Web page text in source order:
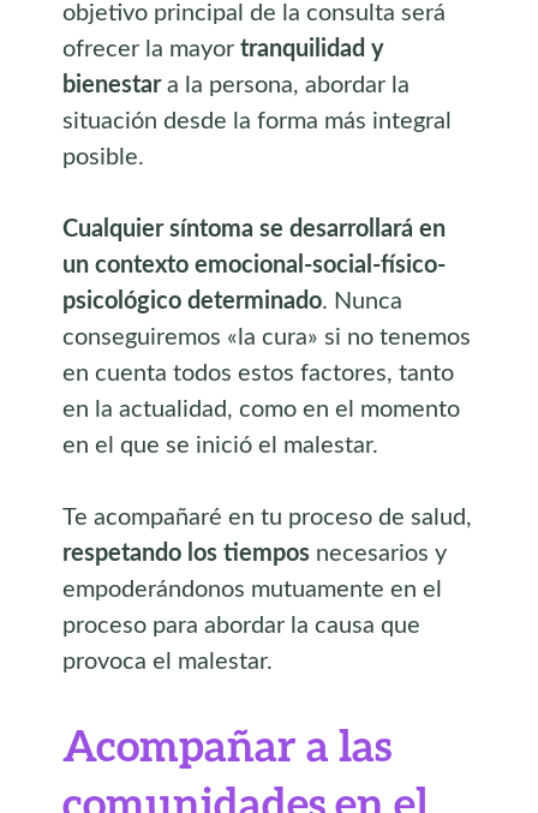
objetivo principal de la consulta será
ofrecer la mayortranquilidad y
bienestara la persona, abordar la
situación desde la forma más integral
posible.
Cualquier síntoma se desarrollará en
un contexto emocional-social-físico-
psicológico determinado. Nunca
conseguiremos «la cura» si no tenemos
en cuenta todos estos factores, tanto
en la actualidad, como en el momento
en el que se inició el malestar.
Te acompañaré en tu proceso de salud,
respetando los tiempos necesarios y
empoderándonos mutuamente en el
proceso para abordar la causa que
provoca el malestar.
Acompañar a las